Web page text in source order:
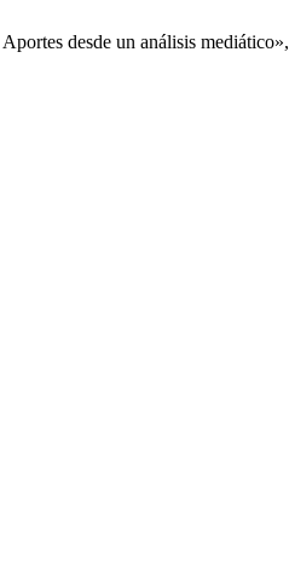
desde un análisis mediático»,